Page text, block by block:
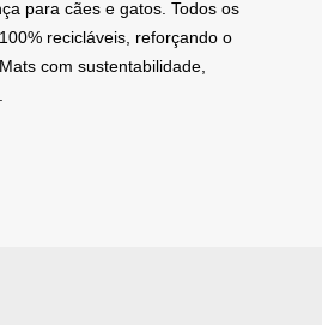
para cães e gatos. Todos os
recicláveis, reforçando o
com sustentabilidade,